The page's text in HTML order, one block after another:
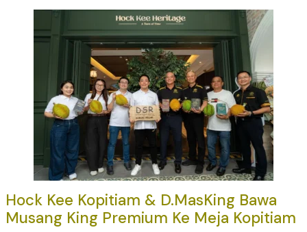
Hock Kee Kopitiam & D.MasKing Bawa
Musang King Premium Ke Meja Kopitiam